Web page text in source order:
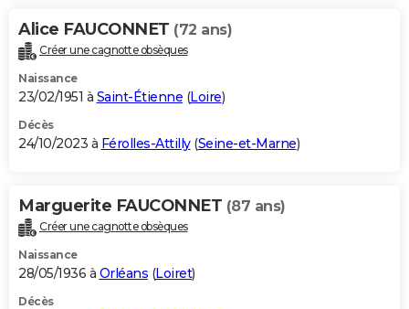
Alice FAUCONNET (72 ans)
Créer une cagnotte obsèques
Naissance
23/02/1951 à Saint-Étienne (Loire)
Décès
24/10/2023 à Férolles-Attilly(Seine-et-Marne)
Marguerite FAUCONNET (87 ans)
Créer une cagnotte obsèques
Naissance
28/05/1936 à Orléans (Loiret)
Décès